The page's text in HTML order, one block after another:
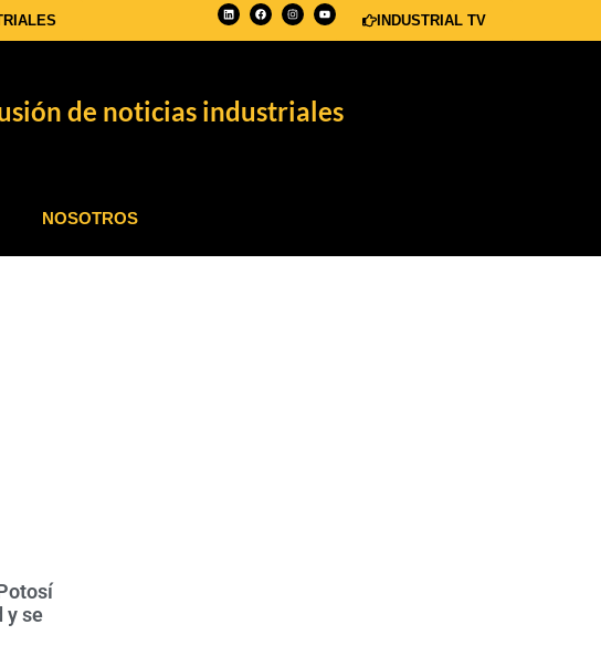
INDUSTRIAL TV
de noticias industriales
NOSOTROS
y se